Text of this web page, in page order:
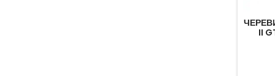
II